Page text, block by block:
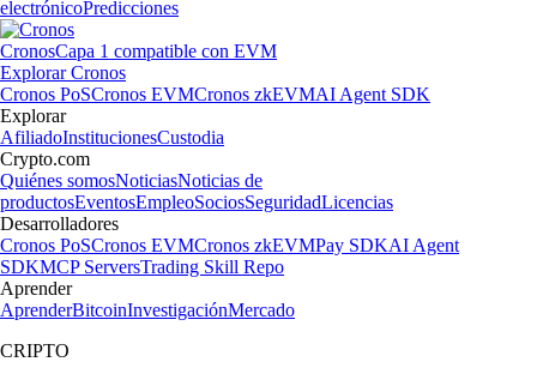
electrónicoPredicciones
CronosCapa 1 compatible con EVM
Explorar Cronos
Cronos PoSCronos EVMCronos zkEVMAI Agent SDK
Explorar
AfiliadoInstitucionesCustodia
Crypto.com
Quiénes somosNoticiasNoticias de
productosEventosEmpleoSociosSeguridadLicencias
Desarrolladores
Cronos PoSCronos EVMCronos zkEVMPay SDKAI Agent
SDKMCP ServersTrading Skill Repo
Aprender
AprenderBitcoinInvestigaciónMercado
CRIPTO